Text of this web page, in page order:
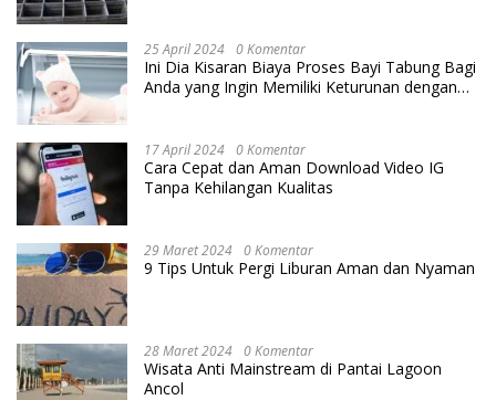
25 April 2024 0 Komentar
Ini Dia Kisaran Biaya Proses Bayi Tabung Bagi
Anda yang Ingin Memiliki Keturunan dengan
17 April 2024 0 Komentar
Cara Cepat dan Aman Download Video IG
Tanpa Kehilangan Kualitas
29 Maret 2024 0 Komentar
9 Tips Untuk Pergi Liburan Aman dan Nyaman
28 Maret 2024 0 Komentar
Wisata Anti Mainstream di Pantai Lagoon
Ancol